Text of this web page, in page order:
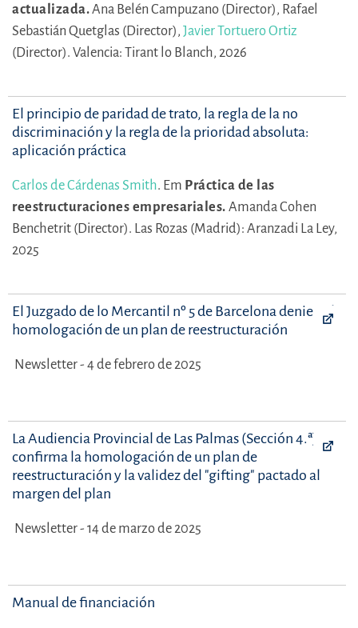
actualizada.Ana Belén Campuzano (Director), Rafael
Sebastián Quetglas (Director), Javier Tortuero Ortiz
(Director). Valencia: Tirant lo Blanch, 2026
El principio de paridad de trato, la regla de la no
discriminación y la regla de la prioridad absoluta:
aplicación práctica
Carlos de Cárdenas Smith. Em Práctica de las
reestructuraciones empresariales. Amanda Cohen
Benchetrit (Director). Las Rozas (Madrid): Aranzadi La Ley,
2025
El Juzgado de lo Mercantil nº 5 de Barcelona deniega la
homologación de un plan de reestructuración
Newsletter - 4 de febrero de 2025
La Audiencia Provincial de Las Palmas (Sección 4.ª)
confirma la homologación de un plan de
reestructuración y la validez del "gifting" pactado al
margen del plan
Newsletter - 14 de marzo de 2025
Manual de financiación